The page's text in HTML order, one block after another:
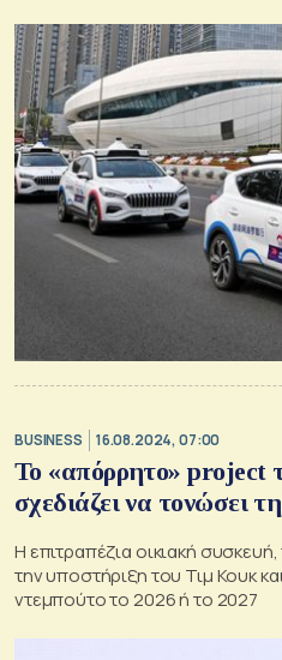
BUSINESS 16.08.2024, 07:00
Το «απόρρητο» project
σχεδιάζει να τονώσει
Η επιτραπέζια οικιακή
την υποστήριξη του Τιμ Κουκ
ντεμπούτο το 2026 ή το 2027